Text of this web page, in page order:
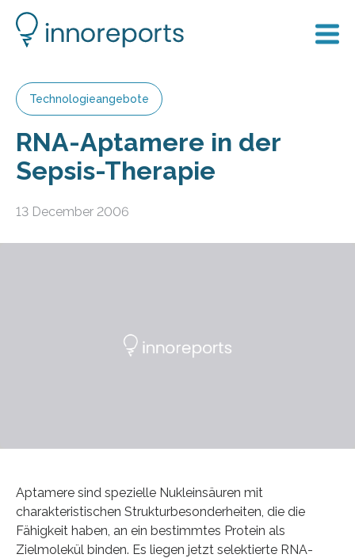
Technologieangebote
RNA-Aptamere in der
Sepsis-Therapie
13 December 2006
Aptamere sind spezielle Nukleinsäuren mit
charakteristischen Strukturbesonderheiten, die die
Fähigkeit haben, an ein bestimmtes Protein als
Zielmolekül binden. Es liegen jetzt selektierte RNA-